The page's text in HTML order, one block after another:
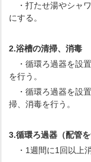
・打たせ湯やシャ
にする。
2.浴槽の清掃、消毒
・循環ろ過器を設
を行う。
・循環ろ過器を設
掃、消毒を行う。
3.循環ろ過器（配管
・1週間に1回以上消